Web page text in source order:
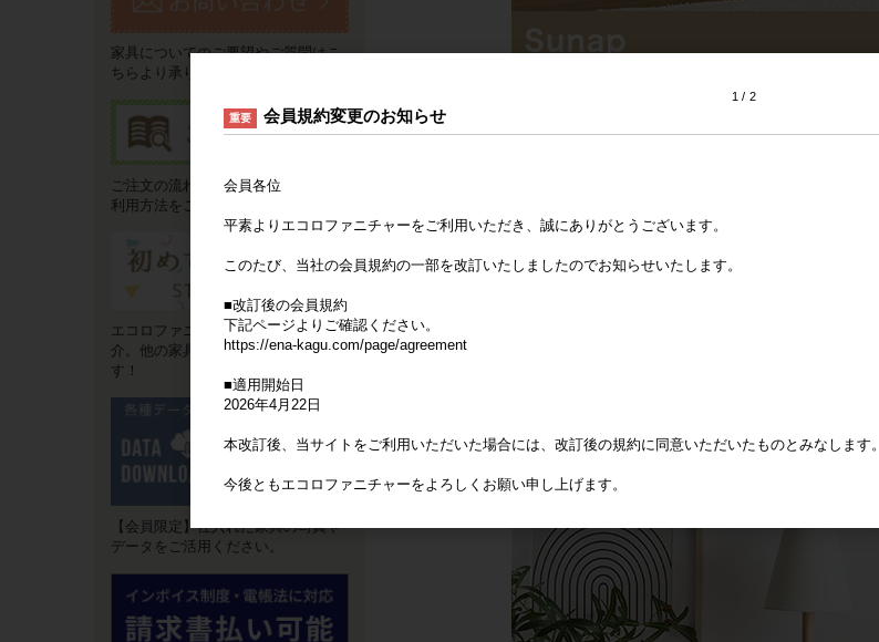
家具についてのご要望やご質問はこ
ちらより承ります。
ご注文の流れやお支払い方法などご
利用方法をご説明いたします。
エコロファニチャーの"強み"をご紹
介。他の家具卸サイトとは違いま
す！
【会員限定】仕入れた家具の写真や
データをご活用ください。
1 2
重要 会員規約変更のお知らせ
会員各位
平素よりエコロファニチャーをご利用いただき、誠にありがとうございます。
このたび、当社の会員規約の一部を改訂いたしましたのでお知らせいたします。
■改訂後の会員規約
下記ページよりご確認ください。
https://ena-kagu.com/page/agreement
■適用開始日
2026年4月22日
本改訂後、当サイトをご利用いただいた場合には、改訂後の規約に同意いただいたものとみなします。
今後ともエコロファニチャーをよろしくお願い申し上げます。